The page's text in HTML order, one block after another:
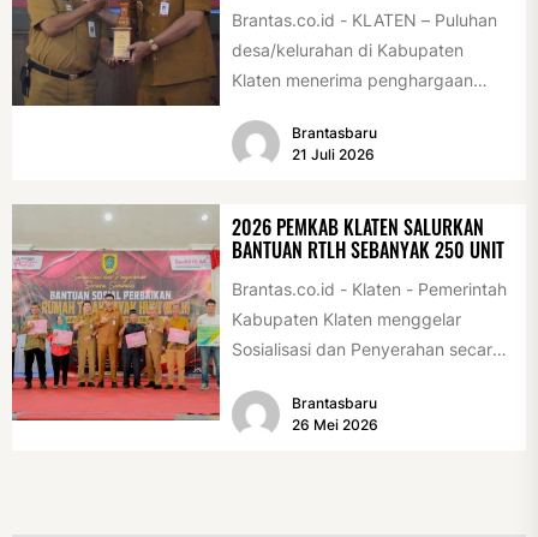
Brantas.co.id - KLATEN – Puluhan
desa/kelurahan di Kabupaten
Klaten menerima penghargaan
2026. Penghargaan tersebut
Brantasbaru
21 Juli 2026
2026 PEMKAB KLATEN SALURKAN
BANTUAN RTLH SEBANYAK 250 UNIT
Brantas.co.id - Klaten - Pemerintah
Kabupaten Klaten menggelar
Sosialisasi dan Penyerahan secara
Rumah Tidak Layak Huni...
Brantasbaru
26 Mei 2026